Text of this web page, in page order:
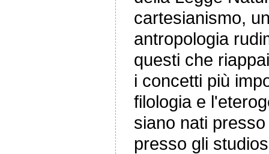
cartesianismo,
antropologia
questi che
i concetti più
filologia e
siano nati
presso gli